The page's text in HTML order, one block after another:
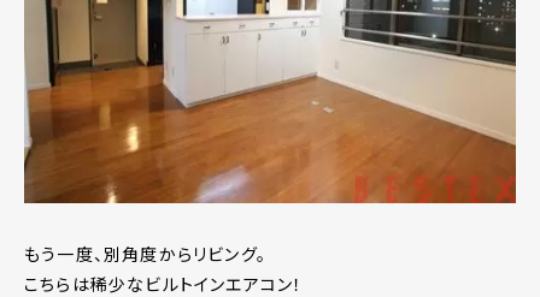
もう一度、別角度からリビング。
こちらは稀少なビルトインエアコン！